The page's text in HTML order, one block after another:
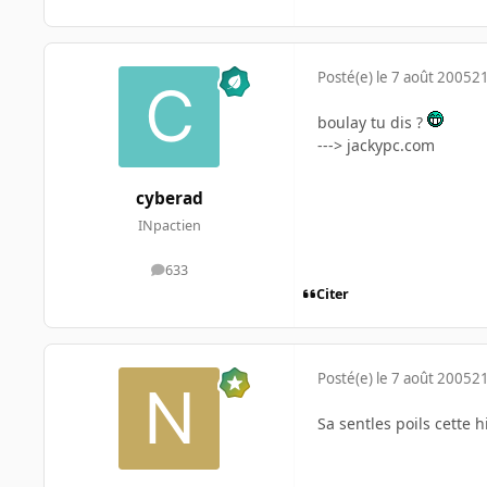
cyberad
INpactien
633
messages
Posté(e) le 7 août 2005
boulay tu dis ?
---> jackypc.com
Citer
Posté(e) le 7 août 2005
Sa sentles poils cette